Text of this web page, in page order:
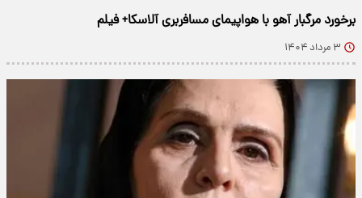
برخورد مرگبار آهو با هواپیمای مسافربری آلاسکا+ فیلم
۳ مرداد ۱۴۰۴